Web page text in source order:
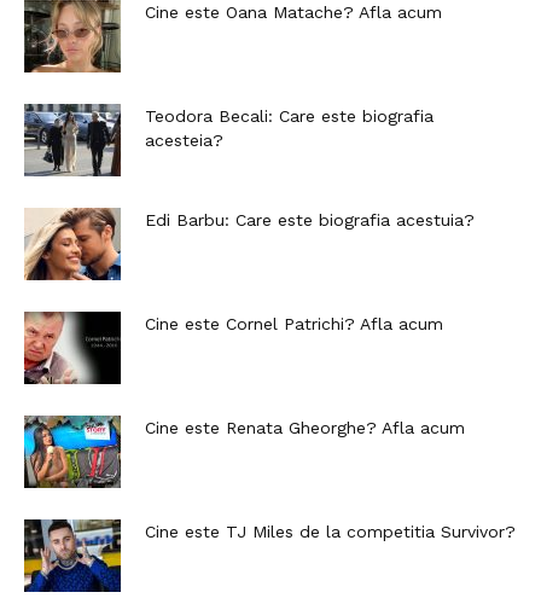
Cine este Oana Matache? Afla acum
Teodora Becali: Care este biografia
acesteia?
Edi Barbu: Care este biografia acestuia?
Cine este Cornel Patrichi? Afla acum
Cine este Renata Gheorghe? Afla acum
Cine este TJ Miles de la competitia Survivor?